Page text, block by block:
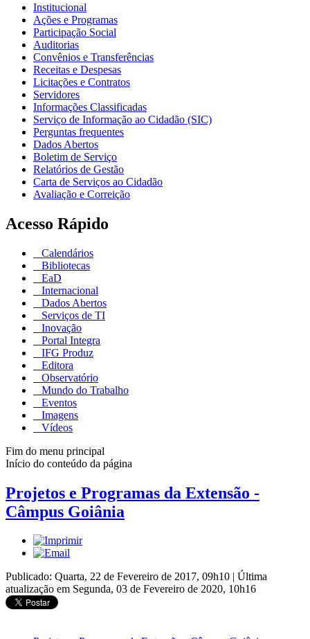
Institucional
Ações e Programas
Participação Social
Auditorias
Convênios e Transferências
Receitas e Despesas
Licitações e Contratos
Servidores
Informações Classificadas
Serviço de Informação ao Cidadão (SIC)
Perguntas frequentes
Dados Abertos
Boletim de Serviço
Relatórios de Gestão
Carta de Serviços ao Cidadão
Avaliação e Correição
Acesso Rápido
Calendários
Bibliotecas
EaD
Internacional
Dados Abertos
Serviços de TI
Inovação
Portal Integra
IFG Produz
Editora
Observatório
Mundo do Trabalho
Eventos
Imagens
Vídeos
Fim do menu principal
Início do conteúdo da página
Projetos e Programas da Extensão -
Câmpus Goiânia
Publicado: Quarta, 22 de Fevereiro de 2017, 09h10 | Última
atualização em Segunda, 03 de Fevereiro de 2020, 10h16